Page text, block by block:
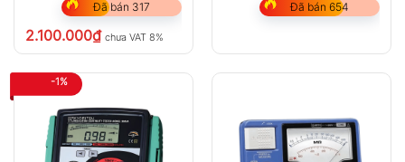
Đã bán 317
2.100.000₫ chưa VAT 8%
Đã bán 654
-1%